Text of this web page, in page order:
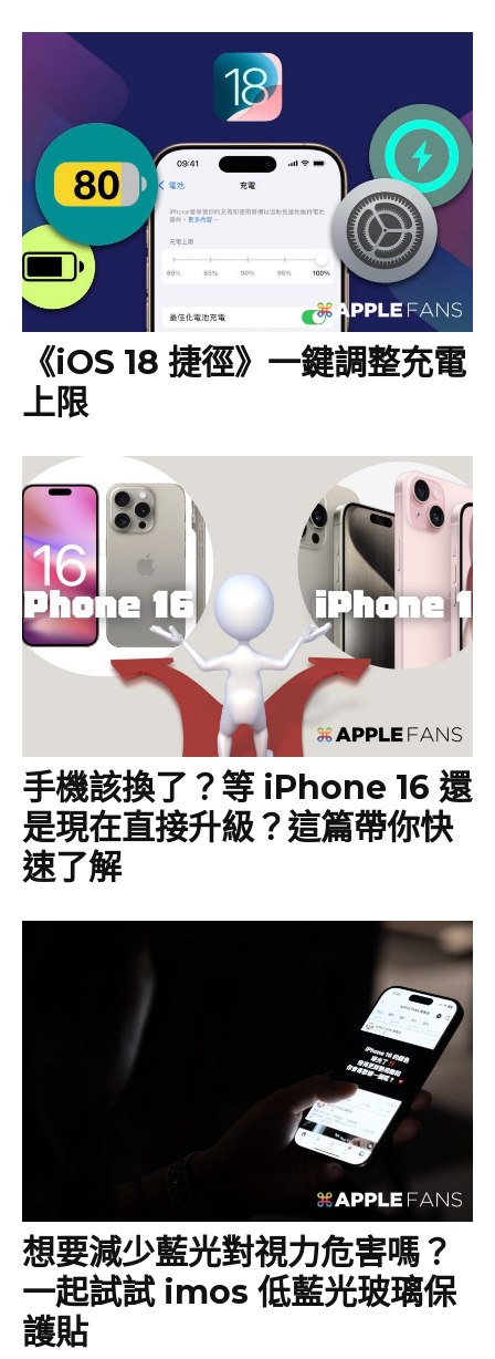
《iOS 18 捷徑》一鍵調整充電
上限
手機該換了？等 iPhone 16 還
是現在直接升級？這篇帶你快
速了解
想要減少藍光對視力危害嗎？
一起試試 imos 低藍光玻璃保
護貼